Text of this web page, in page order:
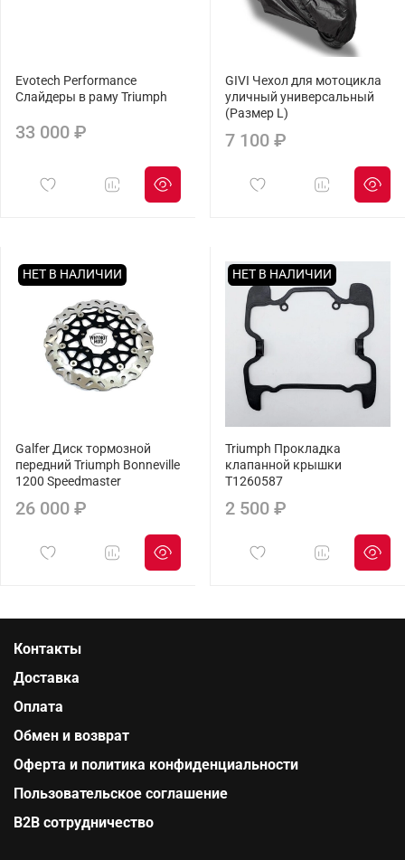
Evotech Performance
Слайдеры в раму Triumph
33 000 ₽
GIVI Чехол для мотоцикла
уличный универсальный
(Размер L)
7 100 ₽
НЕТ В НАЛИЧИИ
Galfer Диск тормозной
передний Triumph Bonneville
1200 Speedmaster
26 000 ₽
НЕТ В НАЛИЧИИ
Triumph Прокладка
клапанной крышки
T1260587
2 500 ₽
Контакты
Доставка
Оплата
Обмен и возврат
Оферта и политика конфиденциальности
Пользовательское соглашение
B2B сотрудничество